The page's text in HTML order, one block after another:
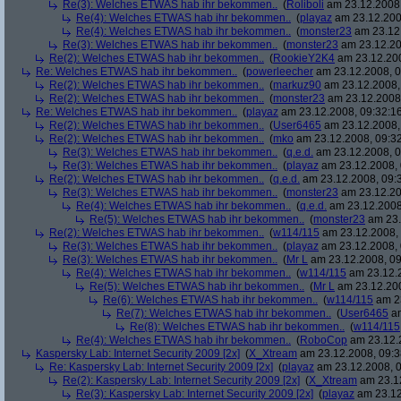
Re(3): Welches ETWAS hab ihr bekommen.. (Roliboli am
Re(4): Welches ETWAS hab ihr bekommen.. (playaz am
Re(4): Welches ETWAS hab ihr bekommen.. (monster23 am
Re(3): Welches ETWAS hab ihr bekommen.. (monster23 am
Re(2): Welches ETWAS hab ihr bekommen.. (RookieY2K4 am
Re: Welches ETWAS hab ihr bekommen.. (powerleecher am 23.12.2008,
Re(2): Welches ETWAS hab ihr bekommen.. (markuz90 am
Re(2): Welches ETWAS hab ihr bekommen.. (monster23 am
Re: Welches ETWAS hab ihr bekommen.. (playaz am 23.12.2008,
Re(2): Welches ETWAS hab ihr bekommen.. (User6465 am
Re(2): Welches ETWAS hab ihr bekommen.. (mko am 23.12.2008,
Re(3): Welches ETWAS hab ihr bekommen.. (q.e.d. am 23.12.2008,
Re(3): Welches ETWAS hab ihr bekommen.. (playaz am 23.12.2008,
Re(2): Welches ETWAS hab ihr bekommen.. (q.e.d. am 23.12.2008,
Re(3): Welches ETWAS hab ihr bekommen.. (monster23 am
Re(4): Welches ETWAS hab ihr bekommen.. (q.e.d. am
Re(5): Welches ETWAS hab ihr bekommen.. (monster23 am
Re(2): Welches ETWAS hab ihr bekommen.. (w114/115 am
Re(3): Welches ETWAS hab ihr bekommen.. (playaz am 23.12.2008,
Re(3): Welches ETWAS hab ihr bekommen.. (Mr L am 23.12.2008,
Re(4): Welches ETWAS hab ihr bekommen.. (w114/115 am
Re(5): Welches ETWAS hab ihr bekommen.. (Mr L am
Re(6): Welches ETWAS hab ihr bekommen.. (w114/115 am
Re(7): Welches ETWAS hab ihr bekommen.. (User6465
Re(8): Welches ETWAS hab ihr bekommen.. (w114/115
Re(4): Welches ETWAS hab ihr bekommen.. (RoboCop am
Kaspersky Lab: Internet Security 2009 [2x] (X_Xtream am 23.12.2008,
Re: Kaspersky Lab: Internet Security 2009 [2x] (playaz am 23.12.2008,
Re(2): Kaspersky Lab: Internet Security 2009 [2x] (X_Xtream am
Re(3): Kaspersky Lab: Internet Security 2009 [2x] (playaz am